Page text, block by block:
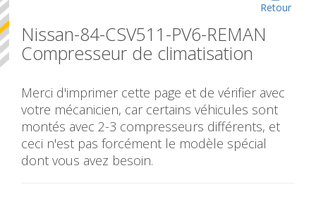
Retour
Nissan-84-CSV511-PV6-REMAN
Compresseur de climatisation
Merci d'imprimer cette page et de vérifier avec
votre mécanicien, car certains véhicules sont
montés avec 2-3 compresseurs différents, et
ceci n'est pas forcément le modèle spécial
dont vous avez besoin.